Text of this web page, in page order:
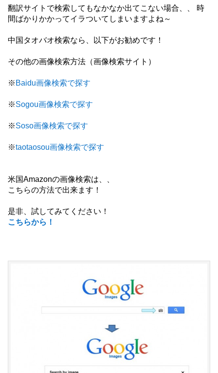
翻訳サイトで検索してもなかなか出てこない場合、、 時
間ばかりかかってイラついてしまいますよね～
中国タオバオ検索なら、以下がお勧めです！
その他の画像検索方法（画像検索サイト）
※ Baidu画像検索で探す
※Sogou画像検索で探す
※Soso画像検索で探す
※taotaosou画像検索で探す
米国Amazonの画像検索は、、
こちらの方法で出来ます！
是非、試してみてください！
こちらから！